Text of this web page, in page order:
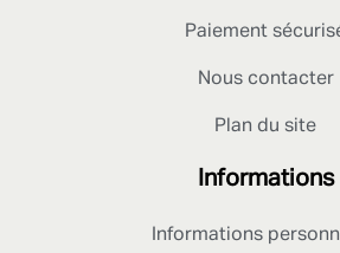
Paiement
Nous contacter
Plan du site
Informations
Informations